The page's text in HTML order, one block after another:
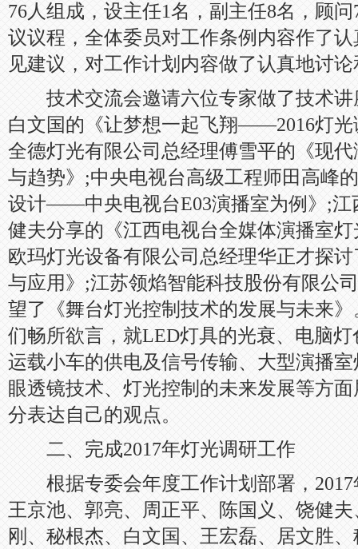
76人组成，设主任1名，副主任8名，顾
议议程，全体委员对工作条例内容作了
见建议，对工作计划内容做了认真地讨
技术交流会邀请六位专家做了技术讲
白文国的《让梦想一起飞翔——2016灯光
全德灯光有限公司总经理傅雪平的《现
与趋势》;中央电视台高级工程师田高峰
设计——中央电视台E03演播室为例》;江
健夫分享的《江西电视台全媒体演播室
欧玛灯光设备有限公司总经理华正才探
与应用》;江苏领焰智能科技股份有限公
望了《舞台灯光控制技术的发展与未来
们畅所欲言，就LED灯具的光衰、电脑
运载小车的供电及信号传输、大型演播
眼透镜技术、灯光控制的未来发展等方
分表达自己的观点。
二、完成2017年灯光调研工作
根据专委会年度工作计划部署，2017
王京池、郭亮、周正平、陈国义、饶健
刚、秘根杰、白文国、王宏磊、居文胜